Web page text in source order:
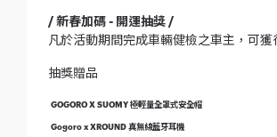
/ 新春加碼 - 開運抽獎 /
凡於活動期間完成車輛健檢之車主，可
抽獎贈品
GOGORO X SUOMY 極輕量全罩式安全帽
Gogoro x XROUND 真無線藍牙耳機